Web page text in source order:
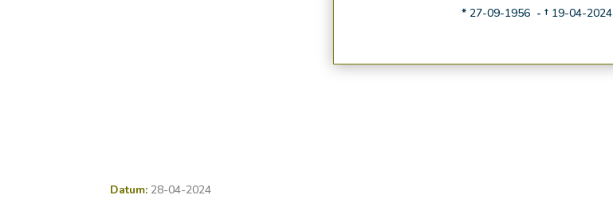
* 27-09-1956 -† 19-04-2024
Datum: 28-04-2024